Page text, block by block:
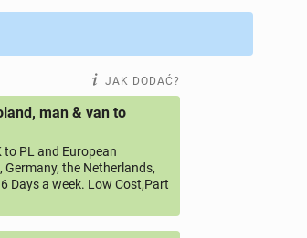
JAK DODAĆ?
man & van to
PL and European
the Netherlands,
Days a week. Low Cost,Part